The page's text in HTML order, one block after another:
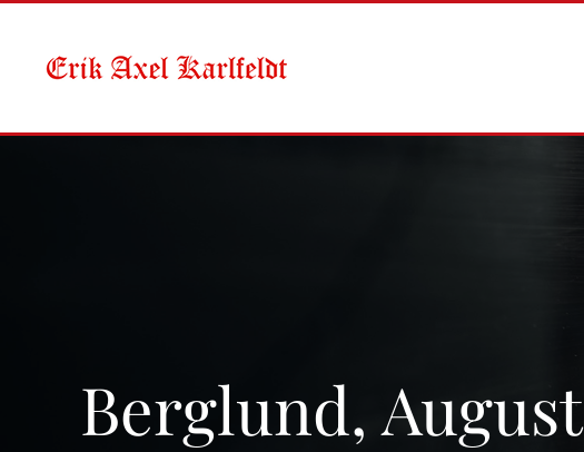
Skip to main content
Berglund, August